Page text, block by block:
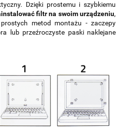
Dzięki prostemu i szybkiemu
filtr na swoim urządzeniu,
metod montażu - zaczepy
lub przeźroczyste paski naklejane